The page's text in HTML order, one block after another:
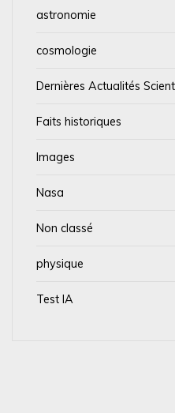
astronomie
cosmologie
Dernières Actualités
Faits historiques
Images
Nasa
Non classé
physique
Test IA